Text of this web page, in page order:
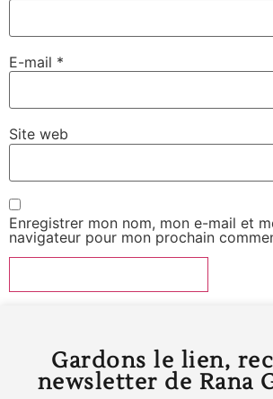
E-mail *
Site web
Enregistrer mon nom, mon e-mail et
navigateur pour mon prochain
Gardons le lien,
newsletter de Rana